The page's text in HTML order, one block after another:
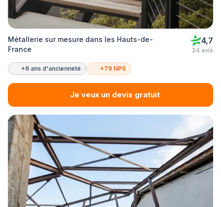
Métallerie sur mesure dans les Hauts-de-
France
4,7
24 avis
+6 ans d'ancienneté +79 NPS
Je veux un devis gratuit